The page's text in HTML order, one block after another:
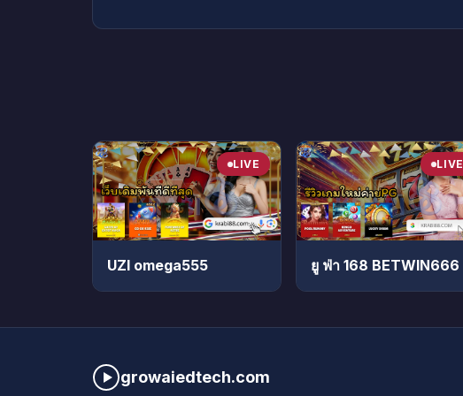
LIVE
UZI omega555
LIVE
ยู ฟ่า 168 BETWIN666
growaiedtech.com